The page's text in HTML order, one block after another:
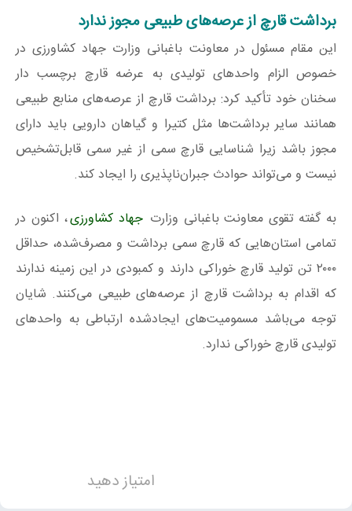
برداشت قارچ از عرصه‌های طبیعی مجوز ندارد
این مقام مسئول در معاونت باغبانی وزارت جهاد کشاورزی در
خصوص الزام واحدهای تولیدی به عرضه قارچ برچسب دار
سخنان خود تأکید کرد: برداشت قارچ از عرصه‌های منابع طبیعی
همانند سایر برداشت‌ها مثل کتیرا و گیاهان دارویی باید دارای
مجوز باشد زیرا شناسایی قارچ سمی از غیر سمی قابل‌تشخیص
نیست و می‌تواند حوادث جبران‌ناپذیری را ایجاد کند.
به گفته تقوی معاونت باغبانی وزارت جهاد کشاورزی، اکنون در
تمامی استان‌هایی که قارچ سمی برداشت و مصرف‌شده، حداقل
۲۰۰۰ تن تولید قارچ خوراکی دارند و کمبودی در این زمینه ندارند
که اقدام به برداشت قارچ از عرصه‌های طبیعی می‌کنند. شایان
توجه می‌باشد مسمومیت‌های ایجادشده ارتباطی به واحدهای
تولیدی قارچ خوراکی ندارد.
امتیاز دهید